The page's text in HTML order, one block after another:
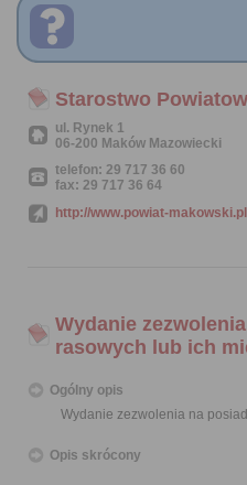
Starostwo
ul. Rynek 1
06-200 Maków Mazowiecki
telefon: 29 717 36 60
fax: 29 717 36 64
http://www.powiat-makowski.pl
Wydanie
rasowych lub ich
Ogólny opis
Wydanie zezwolenia na
Opis skrócony